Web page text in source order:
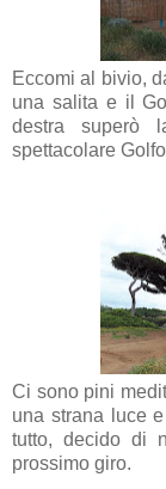
Eccomi al bivio,
una salita e il
destra superò
spettacolare
Ci sono pini
una strana luce
tutto, decido di
prossimo giro.